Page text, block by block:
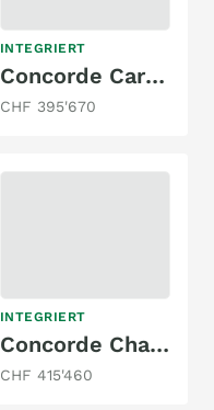
INTEGRIERT
Concorde Carver 850 LI
CHF 395'670
INTEGRIERT
Concorde Charisma - GSR I 860 LI
CHF 415'460